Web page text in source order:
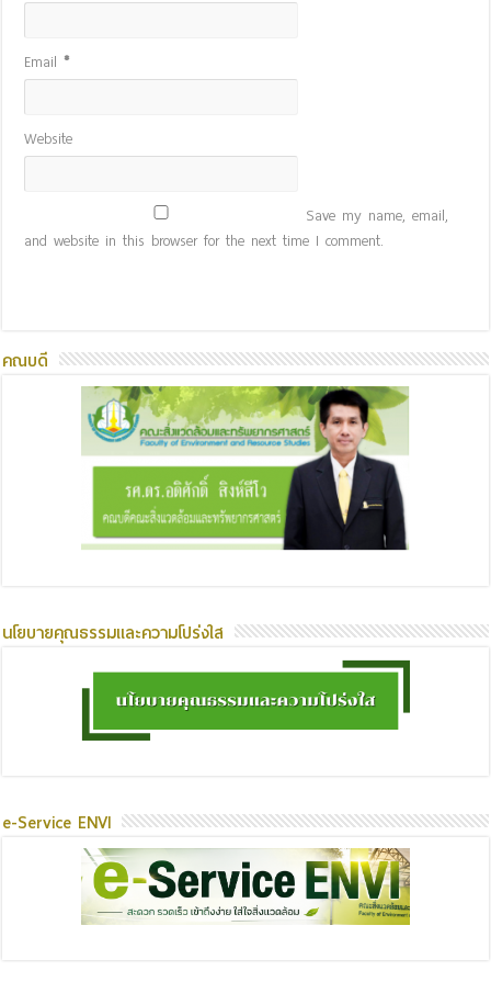
Email*
Website
Save my name, email,
and website in this browser for the next time I comment.
คณบดี
นโยบายคุณธรรมและความโปร่งใส
e-Service ENVI